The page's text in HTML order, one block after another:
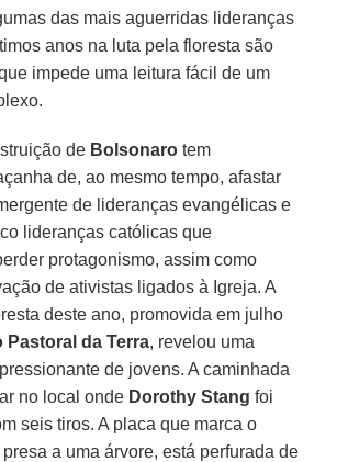
das mais aguerridas lideranças
anos na luta pela floresta são
impede uma leitura fácil de um
de Bolsonaro tem
de, ao mesmo tempo, afastar
de lideranças evangélicas e
lideranças católicas que
protagonismo, assim como
de ativistas ligados à Igreja. A
deste ano, promovida em julho
Pastoral da Terra, revelou uma
de jovens. A caminhada
no local onde Dorothy Stang foi
seis tiros. A placa que marca o
a uma árvore, está perfurada de